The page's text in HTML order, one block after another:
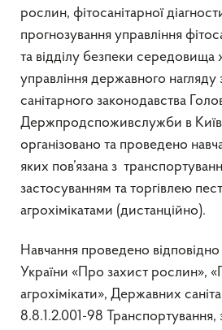
рослин, фітосанітарної
прогнозування управління
та відділу безпеки середовища
управління державного
санітарного законодавства
Держпродспоживслужби в
організовано та проведено
яких пов’язана з
застосуванням та торгівлею
агрохімікатами (дистанційно).
Навчання проведено
України «Про захист рослин»,
агрохімікати», Державних
8.8.1.2.001-98 Транспортування,